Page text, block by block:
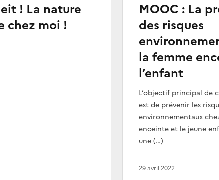
! La nature
chez moi !
MOOC : La
des risques
la femme
l’enfant
L’objectif principal de
est de prévenir les
environnementaux
enceinte et le jeune
une (…)
29 avril 2022